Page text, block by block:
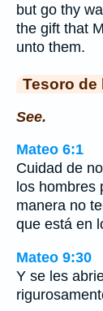
but go thy
the gift that
unto them.
Tesoro de
See.
Mateo 6:1
Cuidad de
los hombres
manera no
que está en
Mateo 9:30
Y se les